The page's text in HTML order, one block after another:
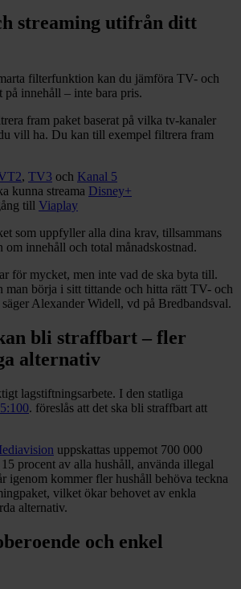
streaming utifrån ditt
filterfunktion kan du jämföra TV- och
på innehåll – inte bara pris.
fram paket baserat på vilka tv-kanaler
vill ha. Du kan till exempel filtrera fram
, TV3 och Kanal 5
kunna streama Disney+
till Viaplay
som uppfyller alla dina krav, tillsammans
innehåll och total månadskostnad.
för mycket, men inte vad de ska byta till.
man börja i sitt tittande och hitta rätt TV- och
Alexander Widell, vd på Bredbandsval.
bli straffbart – fler
alternativ
lagstiftningsarbete. I den statliga
. föreslås att det ska bli straffbart att
uppskattas uppemot 700 000
procent av alla hushåll, använda illegal
igenom kommer fler hushåll behöva teckna
vilket ökar behovet av enkla
alternativ.
och enkel